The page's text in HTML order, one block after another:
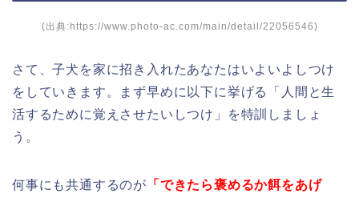
(出典:https://www.photo-ac.com/main/detail/22056546)
さて、子犬を家に招き入れたあなたはいよいよしつけ
をしていきます。まず早めに以下に挙げる「人間と生
活するために覚えさせたいしつけ」を特訓しましょ
う。
何事にも共通するのが 「できたら褒めるか餌をあげ